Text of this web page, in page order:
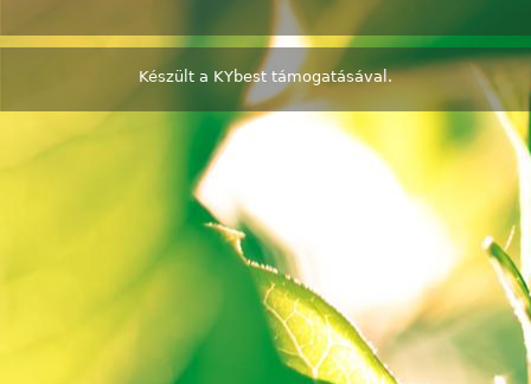
Készült a KYbest támogatásával.